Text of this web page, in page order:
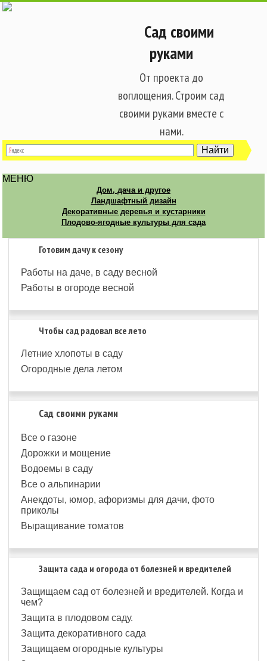
Сад своими
руками
От проекта до
воплощения. Строим сад
своими руками вместе с
нами.
МЕНЮ
Дом, дача и другое
Ландшафтный дизайн
Декоративные деревья и кустарники
Плодово-ягодные культуры для сада
Готовим дачу к сезону
Работы на даче, в саду весной
Работы в огороде весной
Чтобы сад радовал все лето
Летние хлопоты в саду
Огородные дела летом
Сад своими руками
Все о газоне
Дорожки и мощение
Водоемы в саду
Все о альпинарии
Анекдоты, юмор, афоризмы для дачи, фото
приколы
Выращивание томатов
Защита сада и огорода от болезней и вредителей
Защищаем сад от болезней и вредителей. Когда и
чем?
Защита в плодовом саду.
Защита декоративного сада
Защищаем огородные культуры